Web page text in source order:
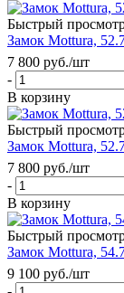
Быстрый
Замок Mottura,
7 800 руб./шт
-
В корзину
Быстрый
Замок Mottura,
7 800 руб./шт
-
В корзину
Быстрый
Замок Mottura,
9 100 руб./шт